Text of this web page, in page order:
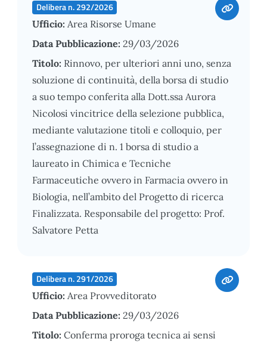
Delibera n. 292/2026
Ufficio: Area Risorse Umane
Data Pubblicazione: 29/03/2026
Titolo: Rinnovo, per ulteriori anni uno, senza
soluzione di continuità, della borsa di studio
a suo tempo conferita alla Dott.ssa Aurora
Nicolosi vincitrice della selezione pubblica,
mediante valutazione titoli e colloquio, per
l’assegnazione di n. 1 borsa di studio a
laureato in Chimica e Tecniche
Farmaceutiche ovvero in Farmacia ovvero in
Biologia, nell’ambito del Progetto di ricerca
Finalizzata. Responsabile del progetto: Prof.
Salvatore Petta
Delibera n. 291/2026
Ufficio: Area Provveditorato
Data Pubblicazione: 29/03/2026
Titolo: Conferma proroga tecnica ai sensi